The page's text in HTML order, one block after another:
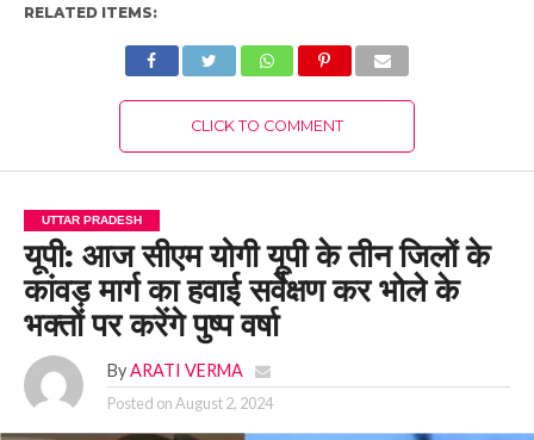
RELATED ITEMS:
CLICK TO COMMENT
UTTAR PRADESH
यूपी: आज सीएम योगी यूपी के तीन जिलों के
कांवड़ मार्ग का हवाई सर्वेक्षण कर भोले के
भक्तों पर करेंगे पुष्प वर्षा
By ARATI VERMA
Posted onAugust 2, 2024